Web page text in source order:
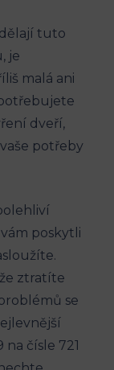
tuto
je
malá ani
dveří,
potřeby
poskytli
ztratíte
se
čísle 721